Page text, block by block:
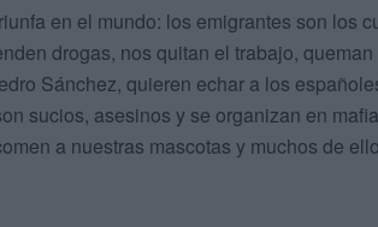
en el mundo: los emigrantes son los
drogas, nos quitan el trabajo,
Sánchez, quieren echar a los
sucios, asesinos y se organizan en
a nuestras mascotas y muchos de